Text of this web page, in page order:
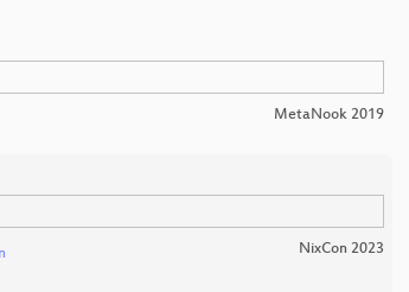
MetaNook 2019
NixCon 2023